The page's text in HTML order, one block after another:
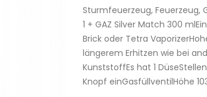
Sturmfeuerzeug, Feuerzeug,
1 + GAZ Silver Match 300
Brick oder Tetra
längerem Erhitzen wie bei
KunststoffEs hat 1
Knopf einGasfüllventilHöhe